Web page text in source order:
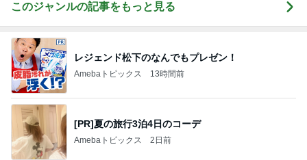
このジャンルの記事をもっと見る
レジェンド松下のなんでもプレゼン！
Amebaトピックス 13時間前
[PR]夏の旅行3泊4日のコーデ
Amebaトピックス 2日前